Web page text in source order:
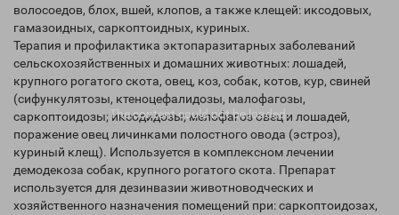
The contentcould not be loaded.
волосоедов, блох, вшей, клопов, а также клещей: иксодовых,
гамазоидных, саркоптоидных, куриных.
Терапия и профилактика эктопаразитарных заболеваний
сельскохозяйственных и домашних животных: лошадей,
крупного рогатого скота, овец, коз, собак, котов, кур, свиней
(сифункулятозы, ктеноцефалидозы, малофагозы,
саркоптоидозы; иксодидозы; мелофагоз овец и лошадей,
поражение овец личинками полостного овода (эстроз),
куриный клещ). Используется в комплексном лечении
демодекоза собак, крупного рогатого скота. Препарат
используется для дезинвазии животноводческих и
хозяйственного назначения помещений при: саркоптоидозах,